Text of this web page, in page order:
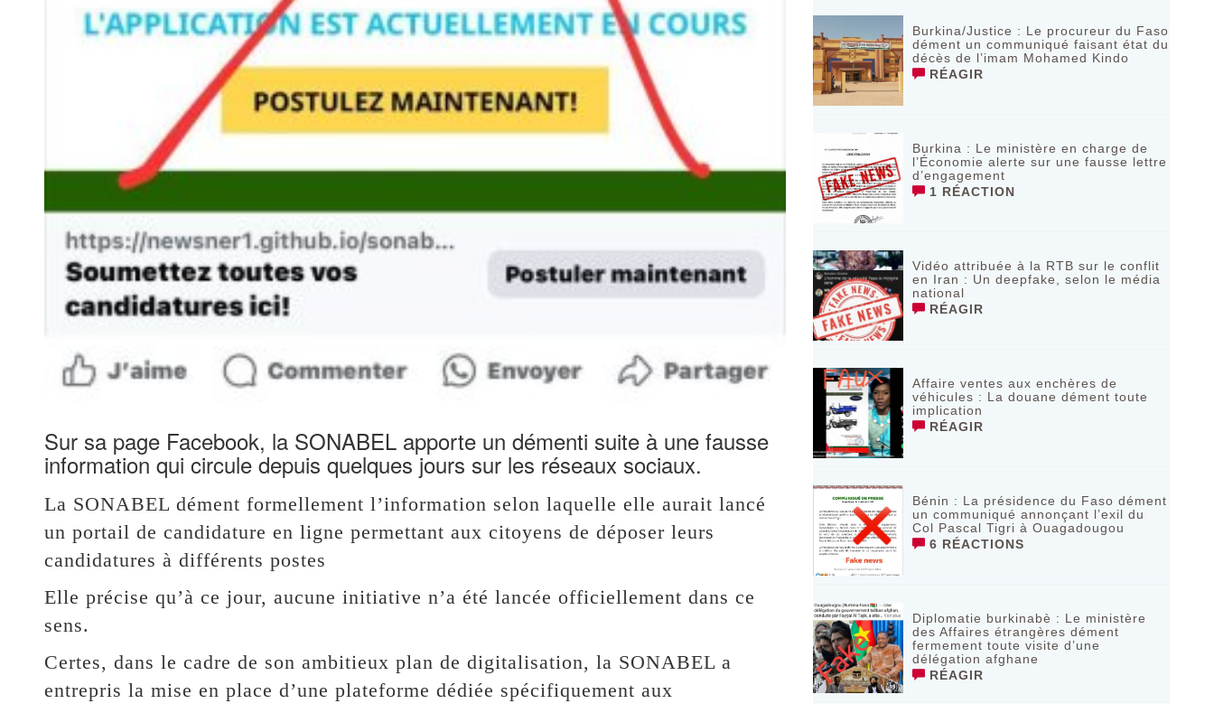
Sur sa page Facebook, la SONABEL apporte un démenti suite à une fausse
information qui circule depuis quelques jours sur les réseaux sociaux.
La SONABEL dément formellement l’information selon laquelle elle aurait lancé
un portail de candidature en ligne permettant aux citoyens de déposer leurs
candidatures à différents postes
Elle précise qu’à ce jour, aucune initiative n’a été lancée officiellement dans ce
sens.
Certes, dans le cadre de son ambitieux plan de digitalisation, la SONABEL a
entrepris la mise en place d’une plateforme dédiée spécifiquement aux
Burkina/Justice : Le procureur du Faso
dément un communiqué faisant état du
décès de l’imam Mohamed Kindo
RÉAGIR
Burkina : Le ministère en charge de
l’Économie alerte sur une fausse lettre
d’engagement
1 RÉACTION
Vidéo attribuée à la RTB sur le conflit
en Iran : Un deepfake, selon le média
national
RÉAGIR
Affaire ventes aux enchères de
véhicules : La douane dément toute
implication
RÉAGIR
Bénin : La présidence du Faso dément
un communiqué annonçant l’exil du
Col Pascal Tigri à Ouagadougou
6 RÉACTIONS
Diplomatie burkinabè : Le ministère
des Affaires étrangères dément
fermement toute visite d’une
délégation afghane
RÉAGIR